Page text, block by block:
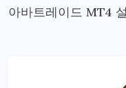
아바트레이드 MT4